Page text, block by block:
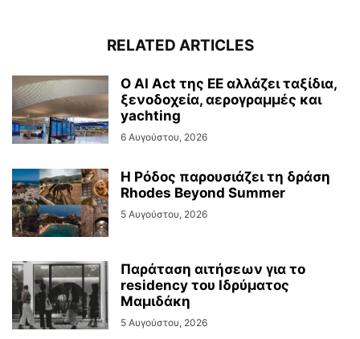
RELATED ARTICLES
Ο AI Act της ΕΕ αλλάζει ταξίδια,
ξενοδοχεία, αερογραμμές και
yachting
6 Αυγούστου, 2026
Η Ρόδος παρουσιάζει τη δράση
Rhodes Beyond Summer
5 Αυγούστου, 2026
Παράταση αιτήσεων για το
residency του Ιδρύματος
Μαμιδάκη
5 Αυγούστου, 2026